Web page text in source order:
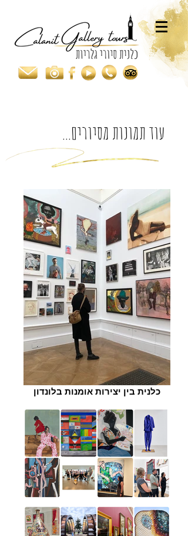
עוד תמונות מסיורים...
כלנית בין יצירות אומנות בלונדון